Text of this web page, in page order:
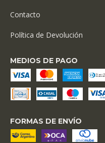
Contacto
Política de Devolución
MEDIOS DE PAGO
FORMAS DE ENVÍO